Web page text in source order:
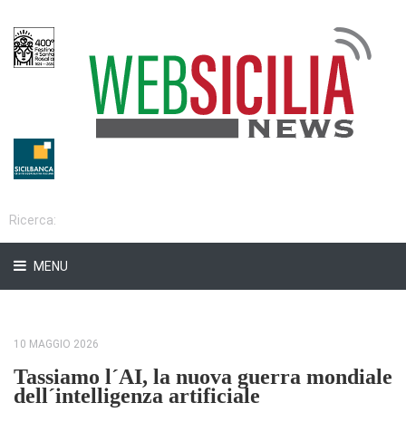
MENU
10 MAGGIO 2026
Tassiamo l´AI, la nuova guerra mondiale
dell´intelligenza artificiale